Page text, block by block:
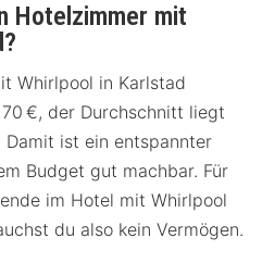
Hotelzimmer mit
Whirlpool in Karlstad
€, der Durchschnitt liegt
ist ein entspannter
Budget gut machbar. Für
im Hotel mit Whirlpool
du also kein Vermögen.